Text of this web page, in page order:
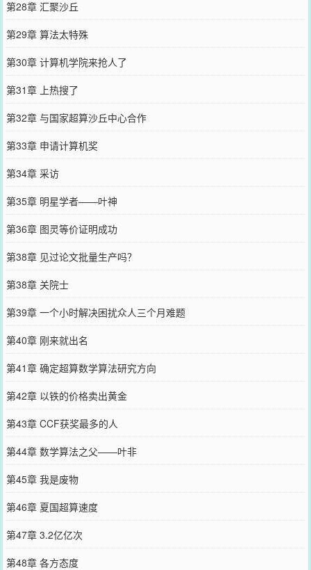
第28章 汇聚沙丘
第29章 算法太特殊
第30章 计算机学院来抢人了
第31章 上热搜了
第32章 与国家超算沙丘中心合作
第33章 申请计算机奖
第34章 采访
第35章 明星学者——叶神
第36章 图灵等价证明成功
第38章 见过论文批量生产吗？
第38章 关院士
第39章 一个小时解决困扰众人三个月难题
第40章 刚来就出名
第41章 确定超算数学算法研究方向
第42章 以铁的价格卖出黄金
第43章 CCF获奖最多的人
第44章 数学算法之父——叶非
第45章 我是废物
第46章 夏国超算速度
第47章 3.2亿亿次
第48章 各方态度